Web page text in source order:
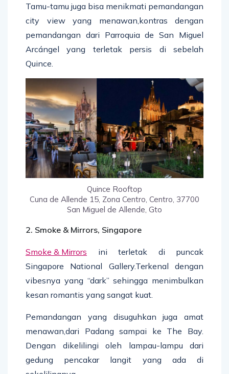
Tamu-tamu juga bisa menikmati pemandangan
city view yang menawan,kontras dengan
pemandangan dari Parroquia de San Miguel
Arcángel yang terletak persis di sebelah
Quince.
Quince Rooftop
Cuna de Allende 15, Zona Centro, Centro, 37700
San Miguel de Allende, Gto
2. Smoke & Mirrors, Singapore
Smoke & Mirrors ini terletak di puncak
Singapore National Gallery.Terkenal dengan
vibesnya yang “dark” sehingga menimbulkan
kesan romantis yang sangat kuat.
Pemandangan yang disuguhkan juga amat
menawan,dari Padang sampai ke The Bay.
Dengan dikelilingi oleh lampau-lampu dari
gedung pencakar langit yang ada di